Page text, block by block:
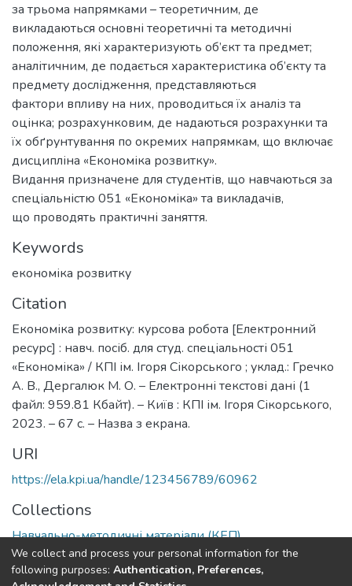
за трьома напрямками – теоретичним, де
викладаються основні теоретичні та методичні
положення, які характеризують об’єкт та предмет;
аналітичним, де подається характеристика об’єкту та
предмету дослідження, представляються
фактори впливу на них, проводиться їх аналіз та
оцінка; розрахунковим, де надаються розрахунки та
їх обґрунтування по окремих напрямкам, що включає
дисципліна «Економіка розвитку».
Видання призначене для студентів, що навчаються за
спеціальністю 051 «Економіка» та викладачів,
що проводять практичні заняття.
Keywords
економіка розвитку
Citation
Економіка розвитку: курсова робота [Електронний
ресурс] : навч. посіб. для студ. спеціальності 051
«Економіка» / КПІ ім. Ігоря Сікорського ; уклад.: Гречко
А. В., Дергалюк М. О. – Електронні текстові дані (1
файл: 959.81 Кбайт). – Київ : КПІ ім. Ігоря Сікорського,
2023. – 67 с. – Назва з екрана.
URI
https://ela.kpi.ua/handle/123456789/60962
Collections
Навчально-методичні матеріали (КЕП)
Full item page
We collect and process your personal information for the
following purposes: Authentication, Preferences,